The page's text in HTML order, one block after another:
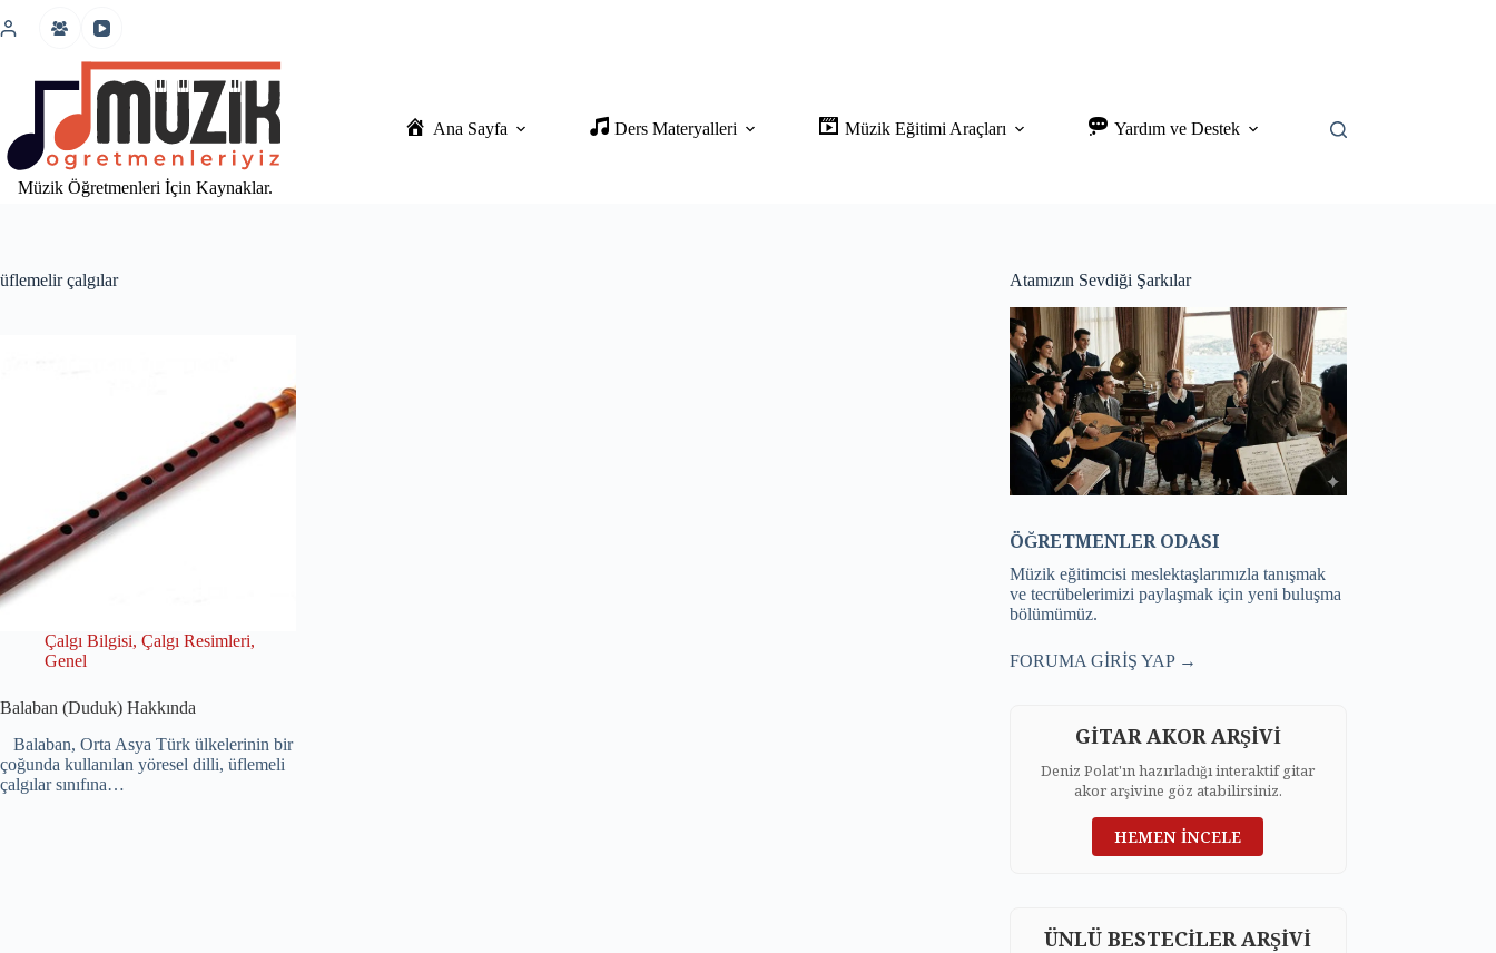
atla
Müzik Öğretmenleri İçin Kaynaklar.
Ana Sayfa Ders Materyalleri Müzik Eğitimi Araçları Yardım ve Destek
üflemelir çalgılar
Çalgı Bilgisi, Çalgı Resimleri,
Genel
Balaban (Duduk) Hakkında
Balaban, Orta Asya Türk ülkelerinin bir
çoğunda kullanılan yöresel dilli, üflemeli
çalgılar sınıfına…
Atamızın Sevdiği Şarkılar
ÖĞRETMENLER ODASI
Müzik eğitimcisi meslektaşlarımızla tanışmak
ve tecrübelerimizi paylaşmak için yeni buluşma
bölümümüz.
FORUMA GİRİŞ YAP →
GİTAR AKOR ARŞİVİ
Deniz Polat'ın hazırladığı interaktif gitar
akor arşivine göz atabilirsiniz.
HEMEN İNCELE
ÜNLÜ BESTECİLER ARŞİVİ